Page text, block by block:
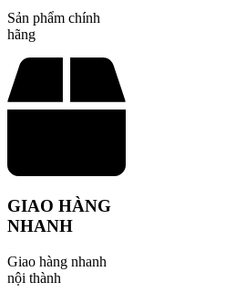
Sản phẩm chính
hãng
GIAO HÀNG
NHANH
Giao hàng nhanh
nội thành